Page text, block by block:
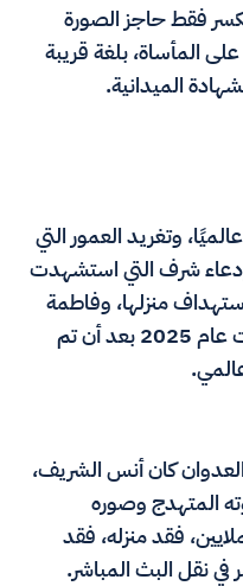
فقط حاجز الصورة
المأساة، بلغة قريبة
الميدانية.
وتغريد العمور التي
شرف التي استشهدت
بعد استهداف منزلها، وفاطمة
حسونة، شابة مصورة، استشهدت عام 2025 بعد أن تم
كان أنس الشريف،
المتهدج وصوره
فقد منزله، فقد
نقل البث المباشر.